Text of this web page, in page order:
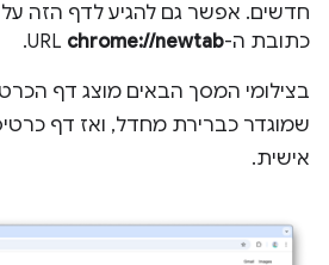
חדשים. אפשר גם להגיע לדף הזה על
כתובת ה-URLchrome://newtab
.
בצילומי המסך הבאים מוצג דף
שמוגדר כברירת מחדל, ואז דף
אישית.